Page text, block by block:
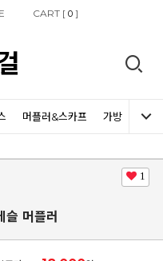
CART [0 ]
머플러&스카프 가방 신발
1
슬 머플러